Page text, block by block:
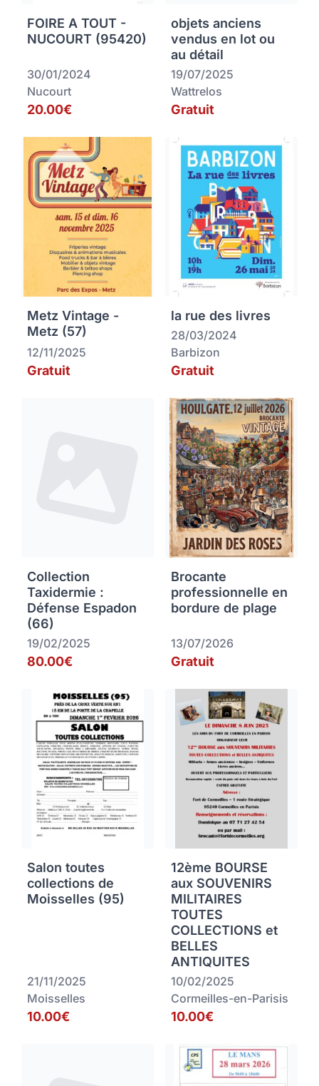
FOIRE A TOUT -
NUCOURT (95420)
30/01/2024
Nucourt
20.00€
objets anciens
vendus en lot ou
au détail
19/07/2025
Wattrelos
Gratuit
Metz Vintage -
Metz (57)
12/11/2025
Gratuit
la rue des livres
28/03/2024
Barbizon
Gratuit
Collection
Taxidermie :
Défense Espadon
(66)
19/02/2025
80.00€
Brocante
professionnelle en
bordure de plage
13/07/2026
Gratuit
Salon toutes
collections de
Moisselles (95)
21/11/2025
Moisselles
10.00€
12ème BOURSE
aux SOUVENIRS
MILITAIRES
TOUTES
COLLECTIONS et
BELLES
ANTIQUITES
10/02/2025
Cormeilles-en-Parisis
10.00€